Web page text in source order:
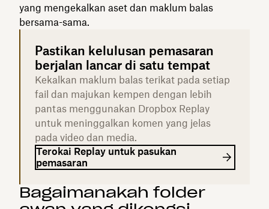
yang mengekalkan aset dan maklum balas
bersama-sama.
Pastikan kelulusan pemasaran
berjalan lancar di satu tempat
Kekalkan maklum balas terikat pada setiap
fail dan majukan kempen dengan lebih
pantas menggunakan Dropbox Replay
untuk meninggalkan komen yang jelas
pada video dan media.
Terokai Replay untuk pasukan
pemasaran
Bagaimanakah folder